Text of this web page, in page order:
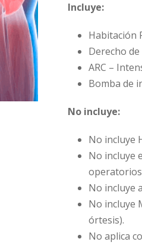
Incluye:
Habitación
Derecho
ARC –
Bomba de
No incluye:
No incluye
No incluye
No incluye
No incluye
órtesis).
No aplica